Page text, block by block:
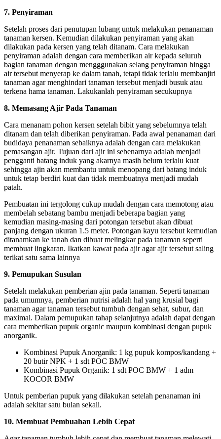
7. Penyiraman
Setelah proses dari penutupan lubang untuk melakukan penanaman
tanaman kersen. Kemudian dilakukan penyiraman yang akan
dilakukan pada kersen yang telah ditanam. Cara melakukan
penyiraman adalah dengan cara memberikan air kepada seluruh
bagian tanaman dengan mengggunakan selang penyiraman hingga
air tersebut menyerap ke dalam tanah, tetapi tidak terlalu membanjiri
tanaman agar menghindari tanaman tersebut menjadi busuk atau
terkena hama tanaman. Lakukanlah penyiraman secukupnya
8. Memasang Ajir Pada Tanaman
Cara menanam pohon kersen setelah bibit yang sebelumnya telah
ditanam dan telah diberikan penyiraman. Pada awal penanaman dari
budidaya penanaman sebaiknya adalah dengan cara melakukan
pemasangan ajir. Tujuan dari ajir ini sebenarnya adalah menjadi
pengganti batang induk yang akarnya masih belum terlalu kuat
sehingga ajin akan membantu untuk menopang dari batang induk
untuk tetap berdiri kuat dan tidak membuatnya menjadi mudah
patah.
Pembuatan ini tergolong cukup mudah dengan cara memotong atau
membelah sebatang bambu menjadi beberapa bagian yang
kemudian masing-masing dari potongan tersebut akan dibuat
panjang dengan ukuran 1.5 meter. Potongan kayu tersebut kemudian
ditanamkan ke tanah dan dibuat melingkar pada tanaman seperti
membuat lingkaran. Ikatkan kawat pada ajir agar ajir tersebut saling
terikat satu sama lainnya
9. Pemupukan Susulan
Setelah melakukan pemberian ajin pada tanaman. Seperti tanaman
pada umumnya, pemberian nutrisi adalah hal yang krusial bagi
tanaman agar tanaman tersebut tumbuh dengan sehat, subur, dan
maximal. Dalam pemupukan tahap selanjutnya adalah dapat dengan
cara memberikan pupuk organic maupun kombinasi dengan pupuk
anorganik.
Kombinasi Pupuk Anorganik: 1 kg pupuk kompos/kandang +
20 butir NPK + 1 sdt POC BMW
Kombinasi Pupuk Organik: 1 sdt POC BMW + 1 adm
KOCOR BMW
Untuk pemberian pupuk yang dilakukan setelah penanaman ini
adalah sekitar satu bulan sekali.
10. Membuat Pembuahan Lebih Cepat